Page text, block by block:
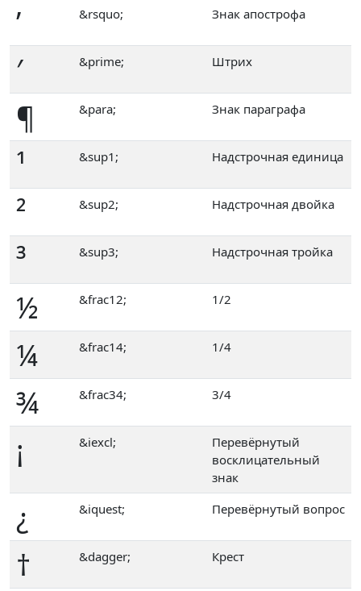
’ &rsquo; Знак апострофа
′ &prime; Штрих
¶ &para; Знак параграфа
¹ &sup1; Надстрочная единица
² &sup2; Надстрочная двойка
³ &sup3; Надстрочная тройка
½ &frac12; 1/2
¼ &frac14; 1/4
¾ &frac34; 3/4
¡ &iexcl;
Перевёрнутый
восклицательный
знак
¿ &iquest; Перевёрнутый вопрос
† &dagger; Крест